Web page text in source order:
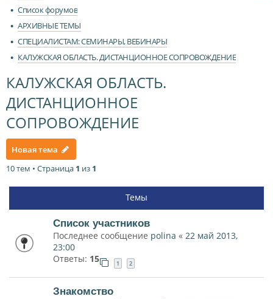
Список форумов
АРХИВНЫЕ ТЕМЫ
СПЕЦИАЛИСТАМ: СЕМИНАРЫ, ВЕБИНАРЫ
КАЛУЖСКАЯ ОБЛАСТЬ. ДИСТАНЦИОННОЕ СОПРОВОЖДЕНИЕ
КАЛУЖСКАЯ ОБЛАСТЬ.
ДИСТАНЦИОННОЕ
СОПРОВОЖДЕНИЕ
Новая тема
10 тем • Страница 1 из 1
Темы
Список участников
Последнее сообщение polina « 22 май 2013,
23:00
Ответы: 15 1 2
Знакомство